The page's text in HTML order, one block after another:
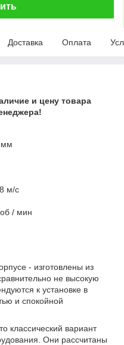
Доставка Оплата
и цену товара
м/с
/ мин
- изготовлены из
не высокую
к установке в
и спокойной
классический вариант
Они рассчитаны